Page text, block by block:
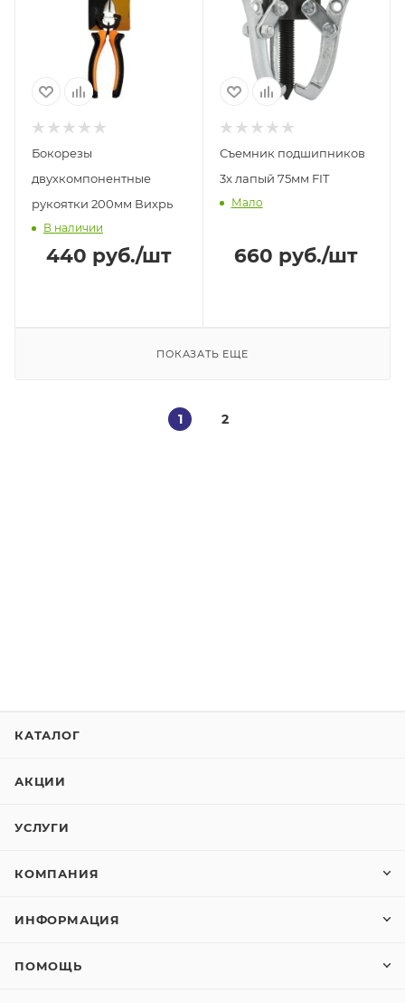
Бокорезы
двухкомпонентные
рукоятки 200мм Вихрь
В наличии
440 руб./шт
Съемник подшипников
3х лапый 75мм FIT
Мало
660 руб./шт
ПОКАЗАТЬ ЕЩЕ
1 2
КАТАЛОГ
АКЦИИ
УСЛУГИ
КОМПАНИЯ
ИНФОРМАЦИЯ
ПОМОЩЬ